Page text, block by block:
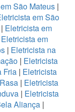
São Mateus |
em São
| Eletricista em
Eletricista em
| Eletricista na
| Eletricista
Fria | Eletricista
| Eletricista
| Eletricista
Aliança |